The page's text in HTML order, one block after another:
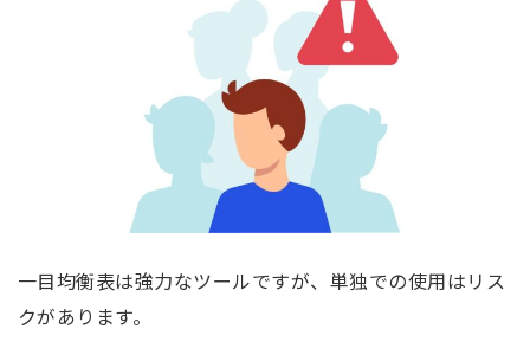
一目均衡表は強力なツールですが、単独での使用はリス
クがあります。